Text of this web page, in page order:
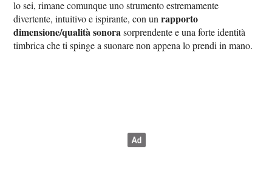
lo sei, rimane comunque uno strumento estremamente
divertente, intuitivo e ispirante, con unrapporto
dimensione/qualità sonorasorprendente e una forte identità
timbrica che ti spinge a suonare non appena lo prendi in mano.